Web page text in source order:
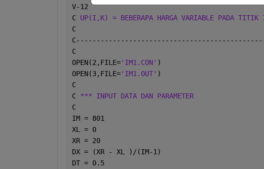
V-12
C UP(I,K) = BEBERAPA HARGA VARIABLE PADA TITIK
C
C
OPEN(2,FILE='IM1.CON' )
OPEN(3,FILE='IM1.OUT' )
C
C *** INPUT DATA DAN PARAMETER
C
IM = 801
XL = 0
XR = 20
DX = (XR - XL )/(IM-1)
DT = 0.5